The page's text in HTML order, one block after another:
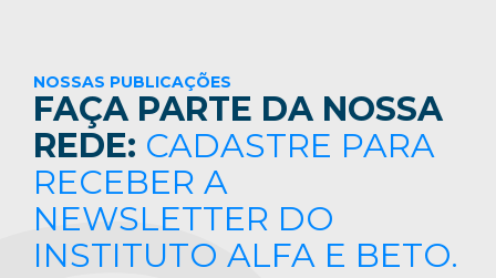
NOSSAS PUBLICAÇÕES
FAÇA PARTE DA NOSSA
REDE: CADASTRE PARA
RECEBER A
NEWSLETTER DO
INSTITUTO ALFA E BETO.